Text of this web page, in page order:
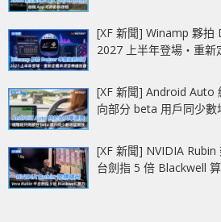
[XF 新聞] Winamp 夥
2027 上半年登場‧重新
[XF 新聞] Android
向部分 beta 用戶同少數
[XF 新聞] NVIDIA
台劍指 5 倍 Blackwell